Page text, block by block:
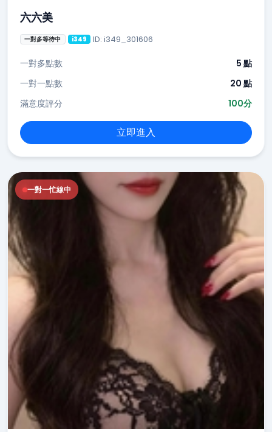
六六美
一對多等待中 i349 ID: i349_301606
一對多點數
5 點
一對一點數
20 點
滿意度評分
100分
立即進入
一對一忙線中